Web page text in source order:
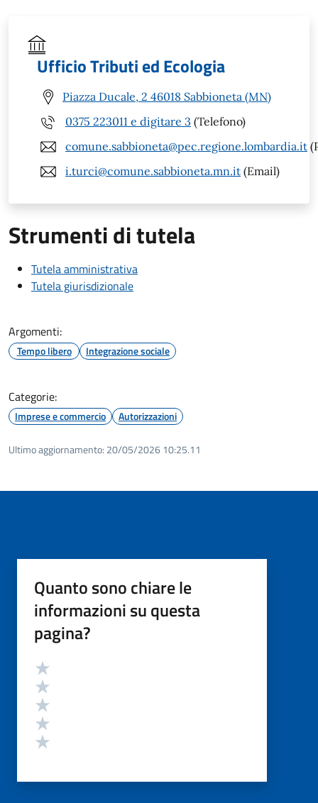
Ufficio Tributi ed Ecologia
Piazza Ducale, 2 46018 Sabbioneta (MN)
0375 223011 e digitare 3 (Telefono)
comune.sabbioneta@pec.regione.lombardia.it
i.turci@comune.sabbioneta.mn.it (Email)
Strumenti di tutela
Tutela amministrativa
Tutela giurisdizionale
Argomenti:
Tempo libero Integrazione sociale
Categorie:
Imprese e commercio Autorizzazioni
Ultimo aggiornamento: 20/05/2026 10:25.11
Quanto sono chiare le
informazioni su questa
pagina?
Valutazione